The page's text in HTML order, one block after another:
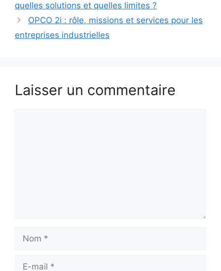
quelles solutions et quelles limites ?
OPCO 2i : rôle, missions et services pour les
entreprises industrielles
Laisser un commentaire
Nom